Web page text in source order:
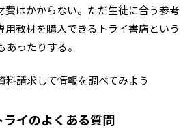
費はかからない。ただ生徒に合う参考
用教材を購入できるトライ書店という
ったりする。
料請求して情報を調べてみよう
イのよくある質問